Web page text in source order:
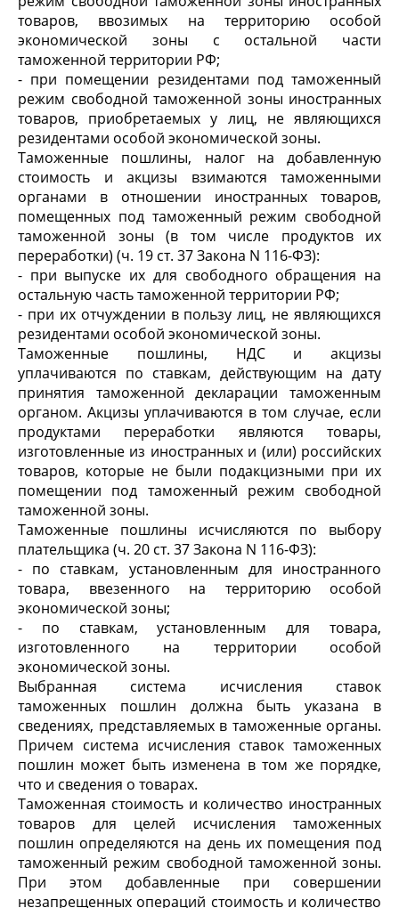
товаров, ввозимых на территорию особой
экономической зоны с остальной части
таможенной территории РФ;
- при помещении резидентами под таможенный
режим свободной таможенной зоны иностранных
товаров, приобретаемых у лиц, не являющихся
резидентами особой экономической зоны.
Таможенные пошлины, налог на добавленную
стоимость и акцизы взимаются таможенными
органами в отношении иностранных товаров,
помещенных под таможенный режим свободной
таможенной зоны (в том числе продуктов их
переработки) (ч. 19 ст. 37 Закона N 116-ФЗ):
- при выпуске их для свободного обращения на
остальную часть таможенной территории РФ;
- при их отчуждении в пользу лиц, не являющихся
резидентами особой экономической зоны.
Таможенные пошлины, НДС и акцизы
уплачиваются по ставкам, действующим на дату
принятия таможенной декларации таможенным
органом. Акцизы уплачиваются в том случае, если
продуктами переработки являются товары,
изготовленные из иностранных и (или) российских
товаров, которые не были подакцизными при их
помещении под таможенный режим свободной
таможенной зоны.
Таможенные пошлины исчисляются по выбору
плательщика (ч. 20 ст. 37 Закона N 116-ФЗ):
- по ставкам, установленным для иностранного
товара, ввезенного на территорию особой
экономической зоны;
- по ставкам, установленным для товара,
изготовленного на территории особой
экономической зоны.
Выбранная система исчисления ставок
таможенных пошлин должна быть указана в
сведениях, представляемых в таможенные органы.
Причем система исчисления ставок таможенных
пошлин может быть изменена в том же порядке,
что и сведения о товарах.
Таможенная стоимость и количество иностранных
товаров для целей исчисления таможенных
пошлин определяются на день их помещения под
таможенный режим свободной таможенной зоны.
При этом добавленные при совершении
незапрещенных операций стоимость и количество